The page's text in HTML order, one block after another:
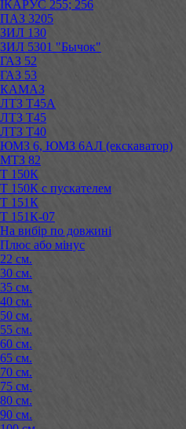
ІКАРУС 255; 256
ПАЗ 3205
ЗИЛ 130
ЗИЛ 5301 "Бычок"
ГАЗ 52
ГАЗ 53
КАМАЗ
ЛТЗ Т45А
ЛТЗ Т45
ЛТЗ Т40
ЮМЗ 6, ЮМЗ 6АЛ (екскаватор)
МТЗ 82
Т 150К
Т 150К с пускателем
Т 151К
Т 151К-07
На вибір по довжині
Плюс або мінус
22 см.
30 см.
35 см.
40 см.
50 см.
55 см.
60 см.
65 см.
70 см.
75 см.
80 см.
90 см.